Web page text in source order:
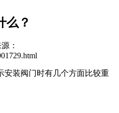
么？
：
装阀门时有几个方面比较重